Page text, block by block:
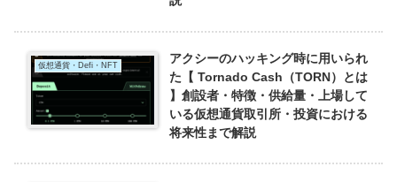
仮想通貨・Defi・NFT
アクシーのハッキング時に用いられ
た【 Tornado Cash（TORN）とは
】創設者・特徴・供給量・上場して
いる仮想通貨取引所・投資における
将来性まで解説